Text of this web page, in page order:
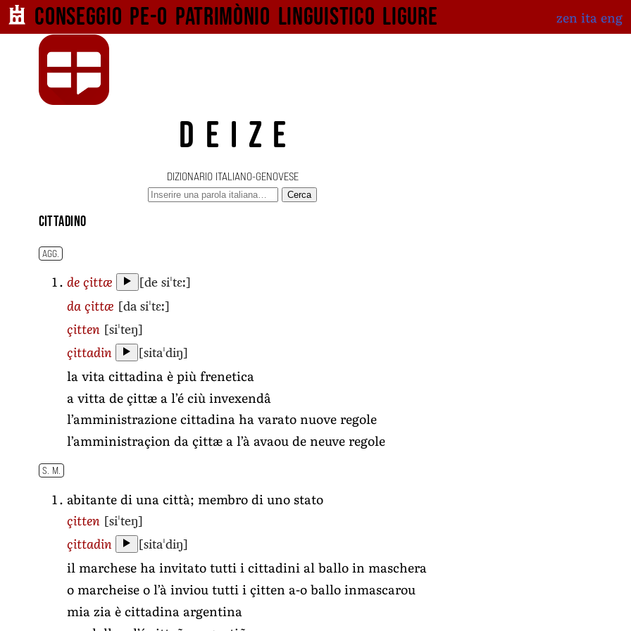
Conseggio pe-o patrimònio linguistico ligure zen ita eng
DEIZE
DIZIONARIO ITALIANO-GENOVESE
Cerca
cittadino
AGG.
de çittæ [de siˈtɛː]
da çittæ [da siˈtɛː]
çitten [siˈteŋ]
çittadin [sitaˈdiŋ]
la vita cittadina è più frenetica
a vitta de çittæ a l’é ciù invexendâ
l’amministrazione cittadina ha varato nuove regole
l’amministraçion da çittæ a l’à avaou de neuve regole
S. M.
abitante di una città; membro di uno stato
çitten [siˈteŋ]
çittadin [sitaˈdiŋ]
il marchese ha invitato tutti i cittadini al ballo in maschera
o marcheise o l’à inviou tutti i çitten a-o ballo inmascarou
mia zia è cittadina argentina